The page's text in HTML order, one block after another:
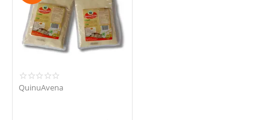
QuinuAvena